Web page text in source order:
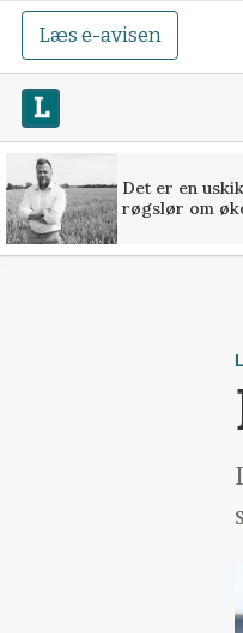
Læs e-avisen
Det er en
røgslør om